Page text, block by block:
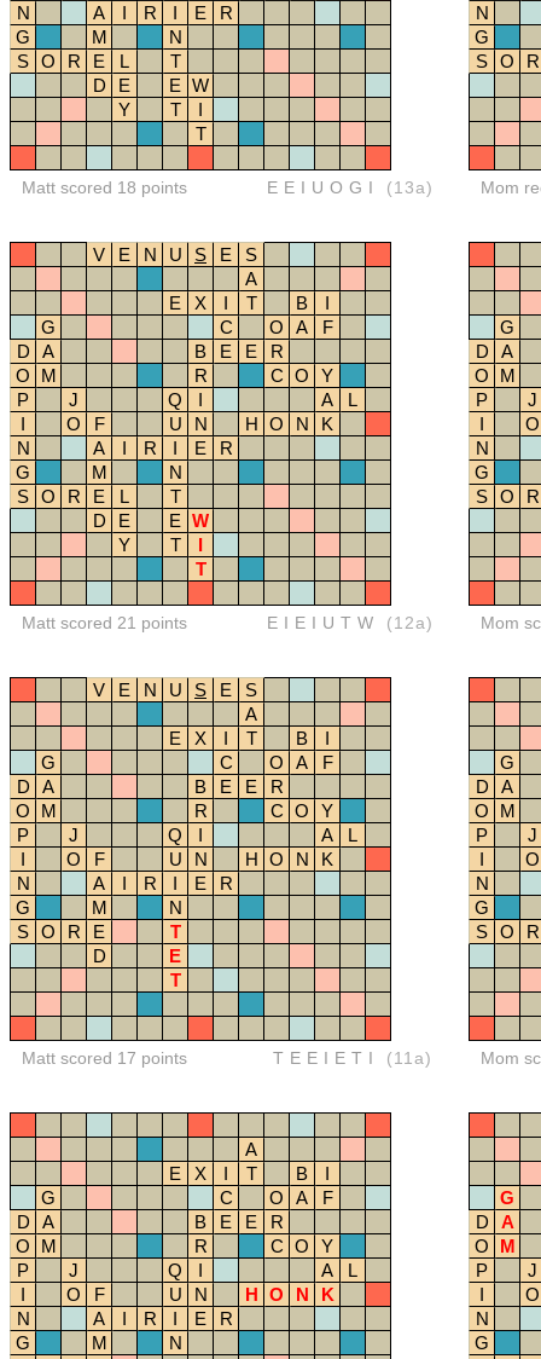
N
A I R I E
R
G
M
N
S O R E L
T
D
E E W
Y
T
I
T
Matt scored 18 points EEIUOGI (13a)
N
G
S O R
Mom
V E N U S E
S
A
E
X I T B
I
G
C O A
F
D
A B E E
R
O
M R C O
Y
P
J Q I A
L
I
O F U N H O N
K
N
A I R I E
R
G
M
N
S O R E L
T
D
E E W
Y
T
I
T
Matt scored 21 points EIEIUTW (12a)
G
D
A
O
M
P
J
I
O
N
G
S O R
Mom
V E N U S E
S
A
E
X I T B
I
G
C O A
F
D
A B E E
R
O
M R C O
Y
P
J Q I A
L
I
O F U N H O N
K
N
A I R I E
R
G
M
N
S O R E
T
D
E
T
Matt scored 17 points TEEIETI (11a)
G
D
A
O
M
P
J
I
O
N
G
S O R
Mom
A
E
X I T B
I
G
C O A
F
D
A B E E
R
O
M R C O
Y
P
J Q I A
L
I
O F U N H O N
K
N
A I R I E
R
G
M
N
G
D
A
O
M
P
J
I
O
N
G